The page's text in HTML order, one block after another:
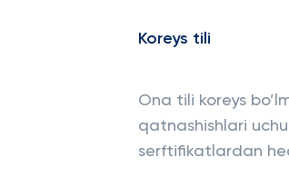
Koreys tili
Ona tili koreys
qatnashishlari
serftifikatlardan